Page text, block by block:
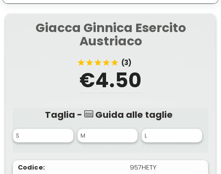
Giacca Ginnica Esercito
Austriaco
(3)
€4.50
Taglia - Guida alle taglie
S M L
Codice:
957HETY